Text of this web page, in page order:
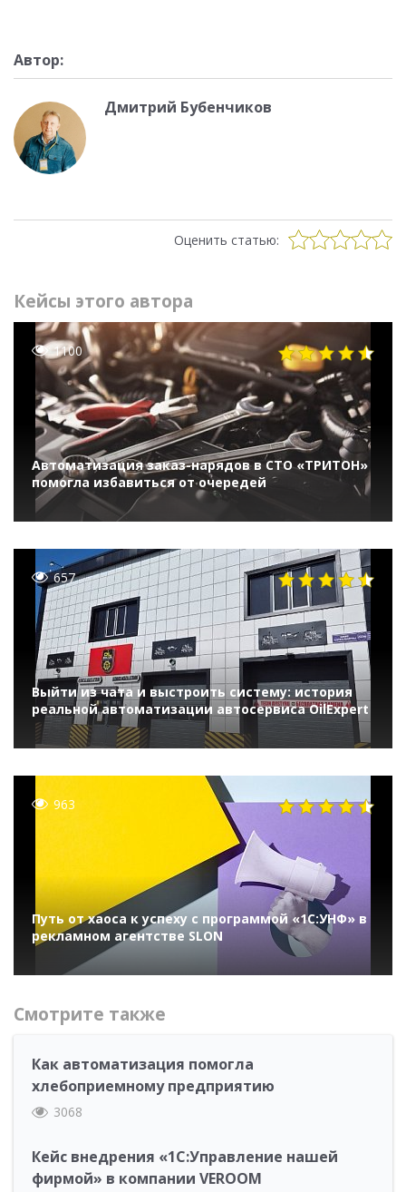
Автор:
Дмитрий Бубенчиков
Оценить статью:
Кейсы этого автора
1100
Автоматизация заказ-нарядов в СТО «ТРИТОН»
помогла избавиться от очередей
657
Выйти из чата и выстроить систему: история
реальной автоматизации автосервиса OilExpert
963
Путь от хаоса к успеху с программой «1С:УНФ» в
рекламном агентстве SLON
Смотрите также
Как автоматизация помогла
хлебоприемному предприятию
3068
Кейс внедрения «1С:Управление нашей
фирмой» в компании VEROOM